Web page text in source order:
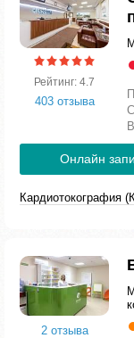
Рейтинг: 4.7
403 отзыва
Онлайн
Кардиотокография
2 отзыва